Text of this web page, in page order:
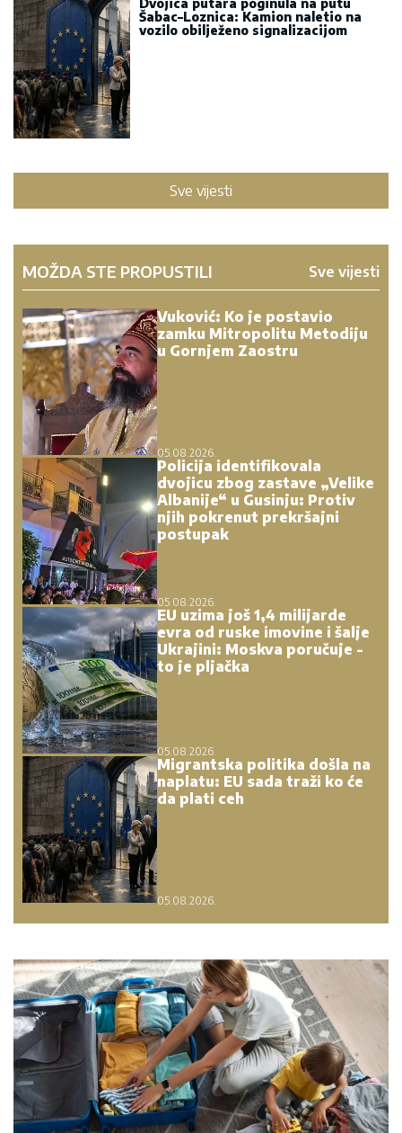
Dvojica putara poginula na putu
Šabac–Loznica: Kamion naletio na
vozilo obilježeno signalizacijom
Sve vijesti
MOŽDA STE PROPUSTILI Sve vijesti
Vuković: Ko je postavio
zamku Mitropolitu Metodiju
u Gornjem Zaostru
05.08.2026.
Policija identifikovala
dvojicu zbog zastave „Velike
Albanije“ u Gusinju: Protiv
njih pokrenut prekršajni
postupak
05.08.2026.
EU uzima još 1,4 milijarde
evra od ruske imovine i šalje
Ukrajini: Moskva poručuje -
to je pljačka
05.08.2026.
Migrantska politika došla na
naplatu: EU sada traži ko će
da plati ceh
05.08.2026.